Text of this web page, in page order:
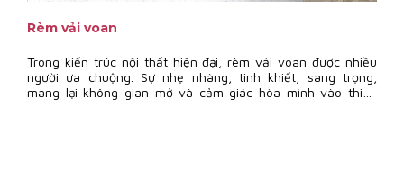
Rèm vải voan
Trong kiến trúc nội thất hiện đại, rèm vải voan được nhiều
người ưa chuộng. Sự nhẹ nhàng, tinh khiết, sang trọng,
mang lại không gian mở và cảm giác hòa mình vào thiên